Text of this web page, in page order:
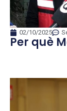
02/10/2025
Per què